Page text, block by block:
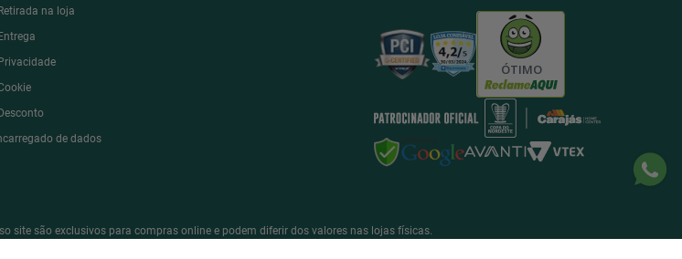
na loja
de dados
ÓTIMO
site são exclusivos para compras online e podem diferir dos valores nas lojas físicas.